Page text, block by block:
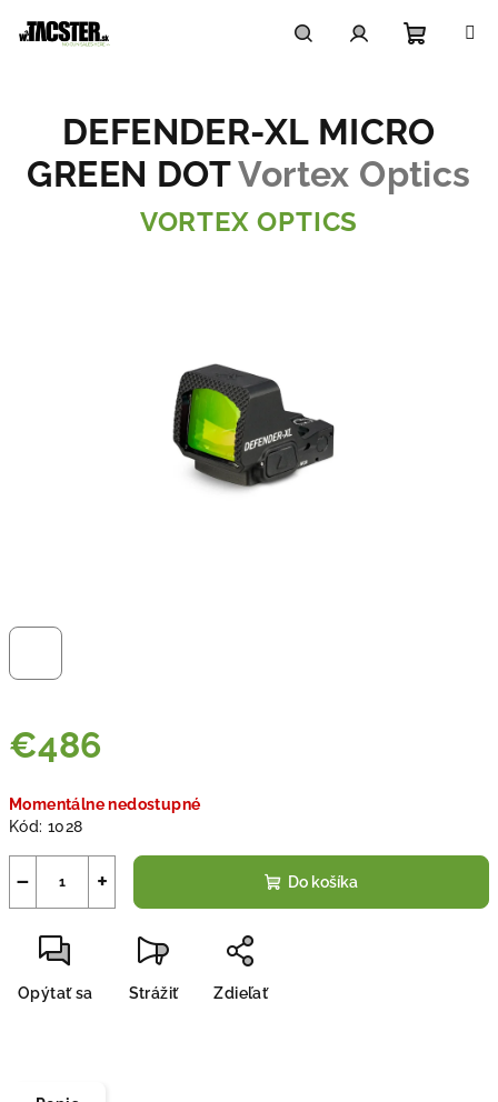
košík
€486
cena:
Momentálne nedostupné
Kód: 1028
+
− Do košíka
Opýtať sa Strážiť Zdieľať
DEFENDER-XL MICRO
GREEN DOTVortex Optics
VORTEX OPTICS